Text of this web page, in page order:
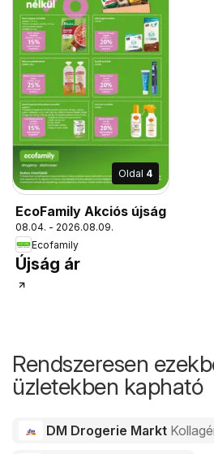
Oldal 4
EcoFamily Akciós újság
08.04. - 2026.08.09.
Ecofamily
Újság ár
Rendszeresen
üzletekben kapható
DM Drogerie Markt